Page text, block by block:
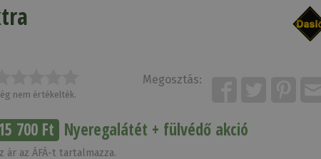
nem értékelték.
Megosztás:
700 Ft Nyeregalátét + fülvédő akció
ár az ÁFÁ-t tartalmazza.